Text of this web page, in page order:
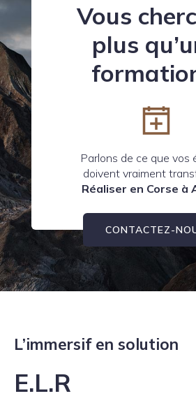
Vous
plus
Parlons de ce que vos
doivent vraiment
Réaliser en Corse à
CONTACTEZ-
L’immersif en solution
E.L.R